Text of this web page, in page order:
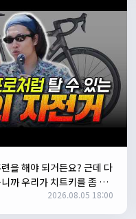
을 해야 되거든요? 근데 다
까 우리가 치트키를 좀 써
인증이 안나온다고요? 그럼
안나가고 뭐하세요?
N
2026.08.05 18:00